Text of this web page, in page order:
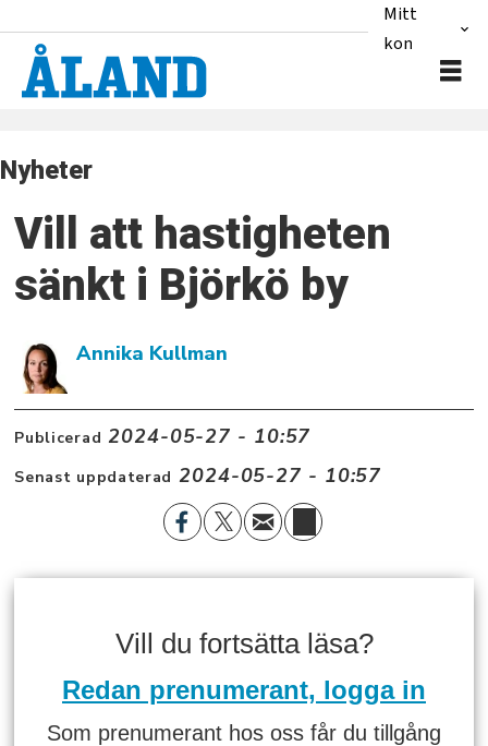
Mitt
konto
Nyheter
Vill att hastigheten
sänkt i Björkö by
Annika Kullman
Publicerad 2024-05-27 - 10:57
Senast uppdaterad 2024-05-27 - 10:57
Vill du fortsätta läsa?
Redan prenumerant, logga in
Som prenumerant hos oss får du tillgång